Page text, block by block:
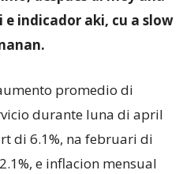
indicador aki, cu a slow
promedio di
durante luna di april
di 6.1%, na februari di
e inflacion mensual